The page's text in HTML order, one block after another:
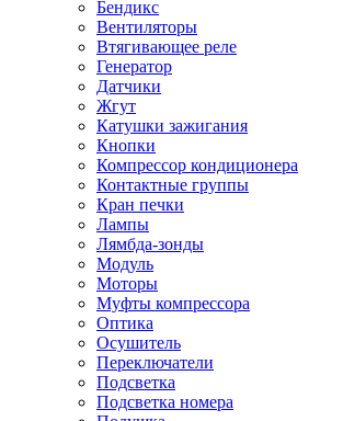
Бендикс
Вентиляторы
Втягивающее реле
Генератор
Датчики
Жгут
Катушки зажигания
Кнопки
Компрессор кондиционера
Контактные группы
Кран печки
Лампы
Лямбда-зонды
Модуль
Моторы
Муфты компрессора
Оптика
Осушитель
Переключатели
Подсветка
Подсветка номера